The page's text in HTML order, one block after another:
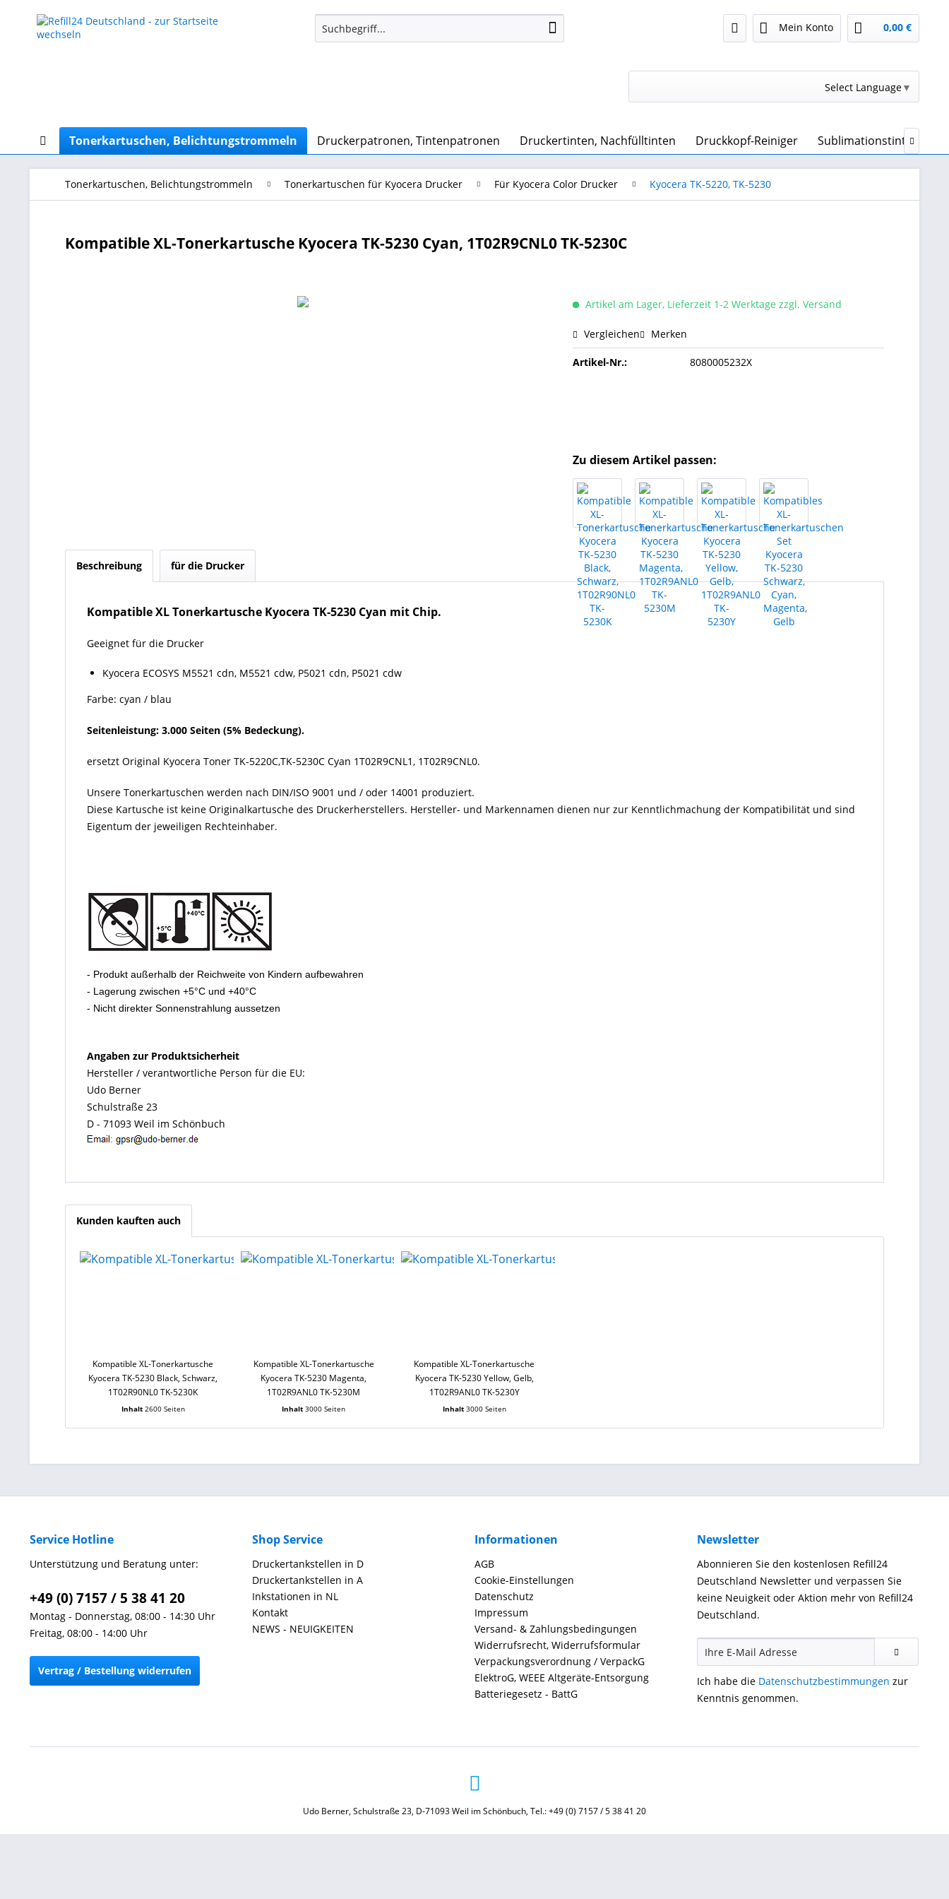
Mein Konto 0,00 €
Select Language▼
Tonerkartuschen, Belichtungstrommeln Druckerpatronen, Tintenpatronen Druckertinten, Nachfülltinten Druckkopf-Reiniger Sublimationstinte &

Tonerkartuschen, Belichtungstrommeln Tonerkartuschen für Kyocera Drucker Für Kyocera Color Drucker Kyocera TK-5220, TK-5230
Kompatible XL-Tonerkartusche Kyocera TK-5230 Cyan, 1T02R9CNL0 TK-5230C
Artikel am Lager, Lieferzeit 1-2 Werktage zzgl. Versand
Vergleichen Merken
Artikel-Nr.: 8080005232X
Zu diesem Artikel passen:
Beschreibung für die Drucker
Kompatible XL Tonerkartusche Kyocera TK-5230 Cyan mit Chip.
Geeignet für die Drucker
Kyocera ECOSYS M5521 cdn, M5521 cdw, P5021 cdn, P5021 cdw
Farbe: cyan / blau
Seitenleistung: 3.000 Seiten (5% Bedeckung).
ersetzt Original Kyocera Toner TK-5220C,TK-5230C Cyan 1T02R9CNL1, 1T02R9CNL0.
Unsere Tonerkartuschen werden nach DIN/ISO 9001 und / oder 14001 produziert.
Diese Kartusche ist keine Originalkartusche des Druckerherstellers. Hersteller- und Markennamen dienen nur zur Kenntlichmachung der Kompatibilität und sind
Eigentum der jeweiligen Rechteinhaber.
- Produkt außerhalb der Reichweite von Kindern aufbewahren
- Lagerung zwischen +5°C und +40°C
- Nicht direkter Sonnenstrahlung aussetzen
Angaben zur Produktsicherheit
Hersteller / verantwortliche Person für die EU:
Udo Berner
Schulstraße 23
D - 71093 Weil im Schönbuch
Kunden kauften auch
Kompatible XL-Tonerkartusche
Kyocera TK-5230 Black, Schwarz,
1T02R90NL0 TK-5230K
Inhalt 2600 Seiten
Kompatible XL-Tonerkartusche
Kyocera TK-5230 Magenta,
1T02R9ANL0 TK-5230M
Inhalt3000 Seiten
Kompatible XL-Tonerkartusche
Kyocera TK-5230 Yellow, Gelb,
1T02R9ANL0 TK-5230Y
Inhalt 3000 Seiten
Service Hotline
Unterstützung und Beratung unter:
+49 (0) 7157 / 5 38 41 20
Montag - Donnerstag, 08:00 - 14:30 Uhr
Freitag, 08:00 - 14:00 Uhr
Vertrag / Bestellung widerrufen
Shop Service
Druckertankstellen in D
Druckertankstellen in A
Inkstationen in NL
Kontakt
NEWS - NEUIGKEITEN
Informationen
AGB
Cookie-Einstellungen
Datenschutz
Impressum
Versand- & Zahlungsbedingungen
Widerrufsrecht, Widerrufsformular
Verpackungsverordnung / VerpackG
ElektroG, WEEE Altgeräte-Entsorgung
Batteriegesetz - BattG
Newsletter
Abonnieren Sie den kostenlosen Refill24
Deutschland Newsletter und verpassen Sie
keine Neuigkeit oder Aktion mehr von Refill24
Deutschland.
Ich habe die Datenschutzbestimmungen zur
Kenntnis genommen.
Udo Berner, Schulstraße 23, D-71093 Weil im Schönbuch, Tel.: +49 (0) 7157 / 5 38 41 20